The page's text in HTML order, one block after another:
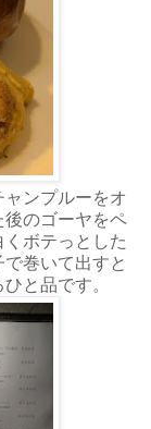
ンプルーをオ
後のゴーヤをペ
ボテっとした
巻いて出すと
と品です。